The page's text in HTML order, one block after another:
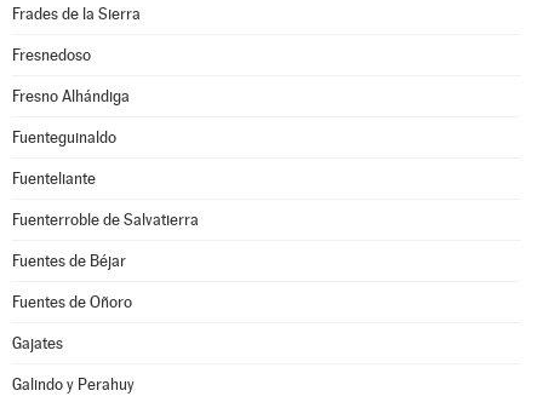
Frades de la Sierra
Fresnedoso
Fresno Alhándiga
Fuenteguinaldo
Fuenteliante
Fuenterroble de Salvatierra
Fuentes de Béjar
Fuentes de Oñoro
Gajates
Galindo y Perahuy